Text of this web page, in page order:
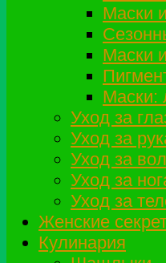
Маски
Маски
Маски:
Уход за
Уход за
Уход за
Уход за
Уход за
Женские
Кулинария